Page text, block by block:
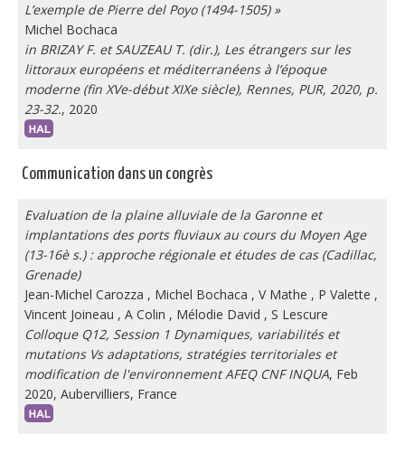
L’exemple de Pierre del Poyo (1494-1505) »
Michel Bochaca
in BRIZAY F. et SAUZEAU T. (dir.), Les étrangers sur les
littoraux européens et méditerranéens à l’époque
moderne (fin XVe-début XIXe siècle), Rennes, PUR, 2020, p.
23-32., 2020
Communication dans un congrès
Evaluation de la plaine alluviale de la Garonne et
implantations des ports fluviaux au cours du Moyen Age
(13-16è s.) : approche régionale et études de cas (Cadillac,
Grenade)
Jean-Michel Carozza , Michel Bochaca , V Mathe , P Valette ,
Vincent Joineau , A Colin , Mélodie David , S Lescure
Colloque Q12, Session 1 Dynamiques, variabilités et
mutations Vs adaptations, stratégies territoriales et
modification de l'environnement AFEQ CNF INQUA, Feb
2020, Aubervilliers, France